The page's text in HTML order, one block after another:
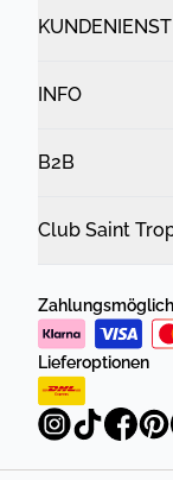
KUNDENIENST
INFO
B2B
Club Saint
Lieferoptionen